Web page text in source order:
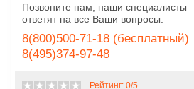
Позвоните нам, наши специалисты
ответят на все Ваши вопросы.
8(800)500-71-18 (бесплатный)
8(495)374-97-48
Рейтинг: 0/5